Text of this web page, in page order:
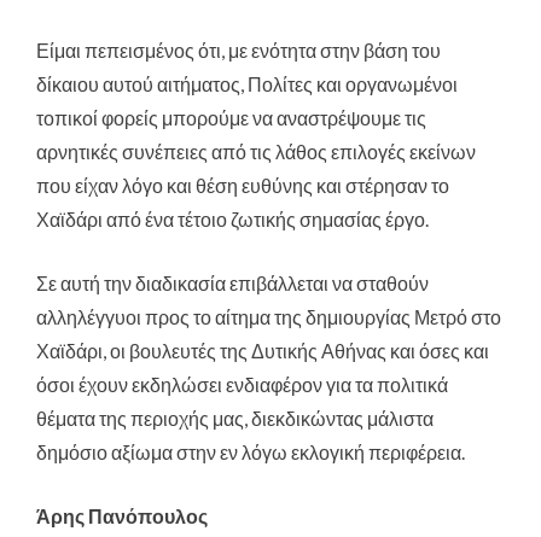
Είμαι πεπεισμένος ότι, με ενότητα στην βάση του
δίκαιου αυτού αιτήματος, Πολίτες και οργανωμένοι
τοπικοί φορείς μπορούμε να αναστρέψουμε τις
αρνητικές συνέπειες από τις λάθος επιλογές εκείνων
που είχαν λόγο και θέση ευθύνης και στέρησαν το
Χαϊδάρι από ένα τέτοιο ζωτικής σημασίας έργο.
Σε αυτή την διαδικασία επιβάλλεται να σταθούν
αλληλέγγυοι προς το αίτημα της δημιουργίας Μετρό στο
Χαϊδάρι, οι βουλευτές της Δυτικής Αθήνας και όσες και
όσοι έχουν εκδηλώσει ενδιαφέρον για τα πολιτικά
θέματα της περιοχής μας, διεκδικώντας μάλιστα
δημόσιο αξίωμα στην εν λόγω εκλογική περιφέρεια.
Άρης Πανόπουλος